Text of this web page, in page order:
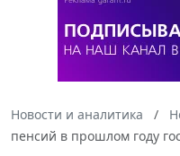
Новости и аналитика
пенсий в прошлом году